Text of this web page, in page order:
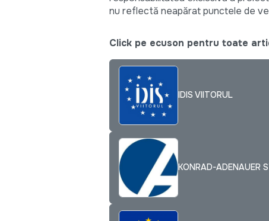
nu reflectă neapărat punctele de
Click pe ecuson pentru toate
IDIS VIITORUL
KONRAD-ADENAUER